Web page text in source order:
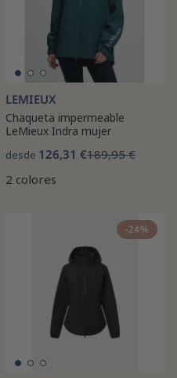
LEMIEUX
Chaqueta impermeable
LeMieux Indra mujer
desde 126,31 €189,95 €
2 colores
-24%